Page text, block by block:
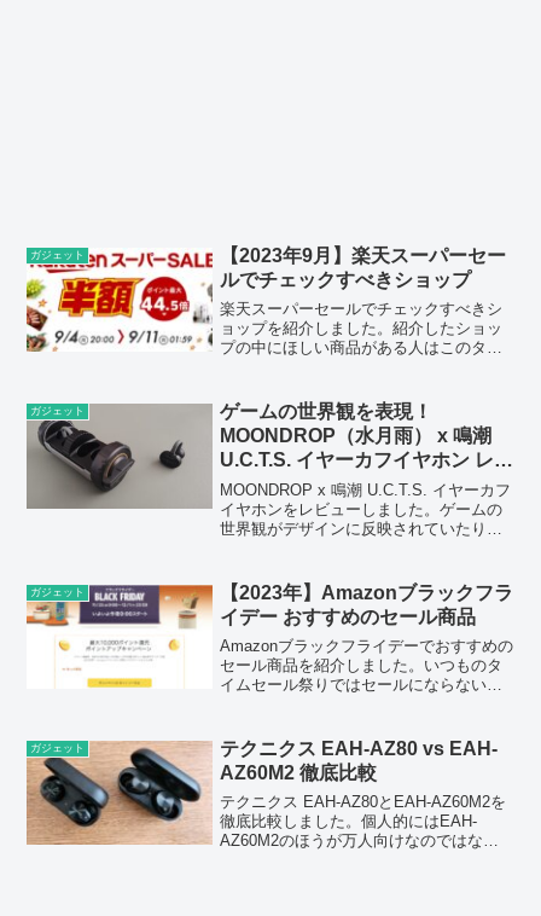
ガジェット
【2023年9月】楽天スーパーセー
ルでチェックすべきショップ
楽天スーパーセールでチェックすべきシ
ョップを紹介しました。紹介したショッ
プの中にほしい商品がある人はこのタイ
ガジェット
ゲームの世界観を表現！
MOONDROP（水月雨） x 鳴潮
U.C.T.S. イヤーカフイヤホン レビ
ュー
MOONDROP x 鳴潮 U.C.T.S. イヤーカフ
イヤホンをレビューしました。ゲームの
世界観がデザインに反映されていたり、
ガジェット
【2023年】Amazonブラックフラ
イデー おすすめのセール商品
Amazonブラックフライデーでおすすめの
セール商品を紹介しました。いつものタ
イムセール祭りではセールにならないよ
思います。
ガジェット
テクニクス EAH-AZ80 vs EAH-
AZ60M2 徹底比較
テクニクス EAH-AZ80とEAH-AZ60M2を
徹底比較しました。個人的にはEAH-
AZ60M2のほうが万人向けなのではない